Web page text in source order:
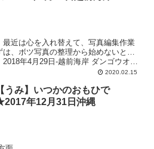
近は心を入れ替えて、写真編集作業
、ボツ写真の整理から始めないと…
年4月29日-越前海岸 ダンゴウオ、
2020.02.15
【うみ】いつかのおもひで
年12月31日沖縄